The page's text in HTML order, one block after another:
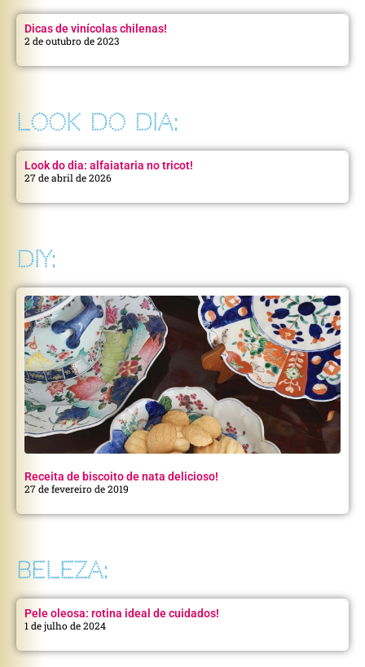
Dicas de vinícolas chilenas!
2 de outubro de 2023
LOOK DO DIA:
Look do dia: alfaiataria no tricot!
27 de abril de 2026
DIY:
Receita de biscoito de nata delicioso!
27 de fevereiro de 2019
BELEZA:
Pele oleosa: rotina ideal de cuidados!
1 de julho de 2024